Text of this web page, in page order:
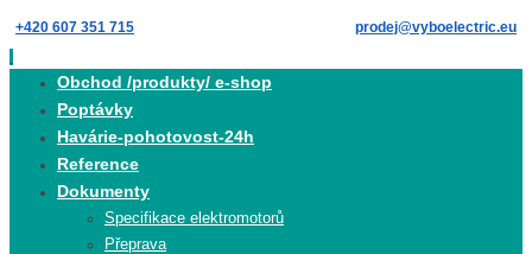
Skip
to
content
+420 607 351 715 prodej@vyboelectric.eu
Obchod /produkty/ e-shop
Poptávky
Havárie-pohotovost-24h
Reference
Dokumenty
Specifikace elektromotorů
Přeprava